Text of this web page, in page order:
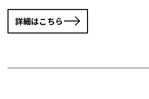
詳細はこちら